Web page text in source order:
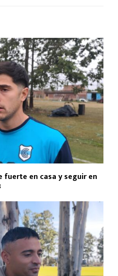
fuerte en casa y seguir en